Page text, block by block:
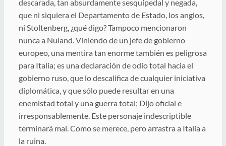
descarada, tan absurdamente sesquipedal y negada,
que ni siquiera el Departamento de Estado, los anglos,
ni Stoltenberg, ¿qué digo? Tampoco mencionaron
nunca a Nuland. Viniendo de un jefe de gobierno
europeo, una mentira tan enorme también es peligrosa
para Italia; es una declaración de odio total hacia el
gobierno ruso, que lo descalifica de cualquier iniciativa
diplomática, y que sólo puede resultar en una
enemistad total y una guerra total; Dijo oficial e
irresponsablemente. Este personaje indescriptible
terminará mal. Como se merece, pero arrastra a Italia a
la ruina.